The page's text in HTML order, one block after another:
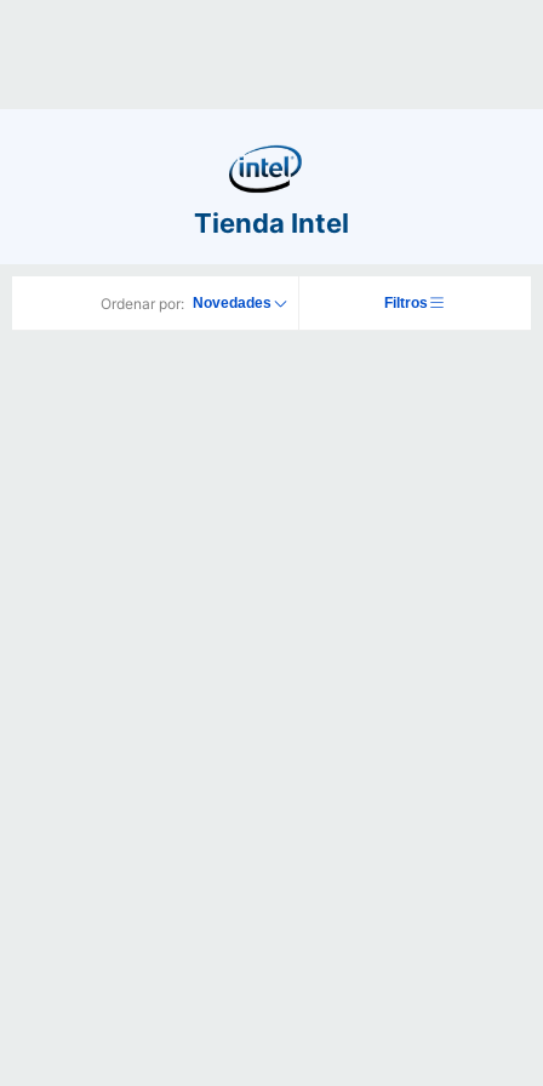
Tienda Intel
Ordenar por: Novedades Filtros